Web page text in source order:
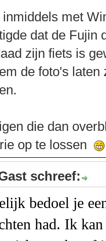
inmiddels met
dat de Fujin
zijn fiets is
de foto's
die dan
op te lossen
schreef:
bedoel je
had. Ik